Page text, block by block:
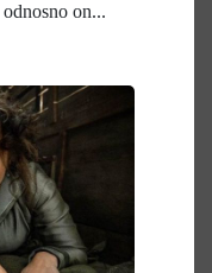
on...